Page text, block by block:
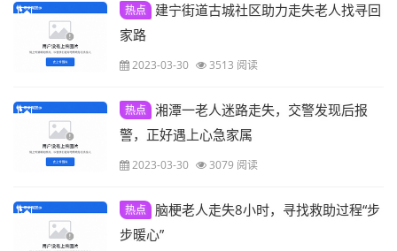
热点
建宁街道古城社区助力走失老人找寻回
家路
2023-03-30 3513 阅读
热点
湘潭一老人迷路走失，交警发现后报
警，正好遇上心急家属
2023-03-30 3079 阅读
热点
脑梗老人走失8小时，寻找救助过程“步
步暖心”